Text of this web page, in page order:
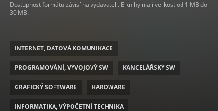
Dostupnost formátů závisí na vydavateli. E-knihy mají velikost od 1 MB do
30 MB.
INTERNET, DATOVÁ KOMUNIKACE
PROGRAMOVÁNÍ, VÝVOJOVÝ SW KANCELÁŘSKÝ SW
GRAFICKÝ SOFTWARE HARDWARE
INFORMATIKA, VÝPOČETNÍ TECHNIKA